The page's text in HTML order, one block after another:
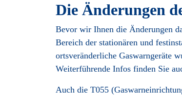
Die Änderungen
Bevor wir Ihnen die Änderungen
Bereich der stationären und
ortsveränderliche Gaswarngeräte
Weiterführende Infos finden Sie
Auch die T055